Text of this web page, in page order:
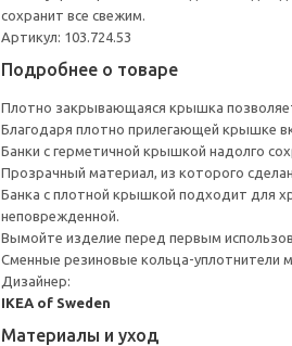
сохранит все свежим.
Артикул: 103.724.53
Подробнее о товаре
Плотно закрывающаяся крышка
Благодаря плотно прилегающей крышке
Банки с герметичной крышкой надолго
Прозрачный материал, из которого
Банка с плотной крышкой подходит для
неповрежденной.
Вымойте изделие перед первым
Сменные резиновые кольца-уплотнители
Дизайнер:
IKEA of Sweden
Материалы и уход